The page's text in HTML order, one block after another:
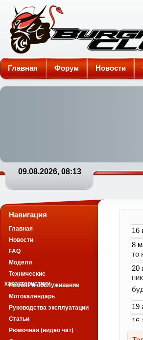
Burgman-Club
Главная Форум Новости
09.08.2026, 08:13
Навигация
Главная
Новости
FAQ
Модели
Технические
характеристики
Ремонт и обслуживание
Мотокалендарь
Руководства эксплуатации
Статьи
Рюмочная (видео чат)